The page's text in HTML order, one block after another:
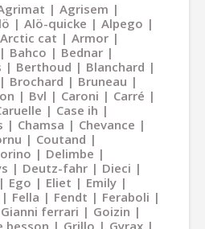
Agrisem
Alö-quicke
Alpego
Arctic cat
Armor
Bahco
Bednar
Berthoud
Blanchard
Brochard
Bruneau
Bvl Caroni
Carré
Case ih
Chamsa
Chevance
Coutand
Delimbe
Deutz-fahr
Dieci
Ego Eliet
Emily
Fella Fendt
Feraboli
Gianni ferrari
Goizin
besson Grillo
Gyrax